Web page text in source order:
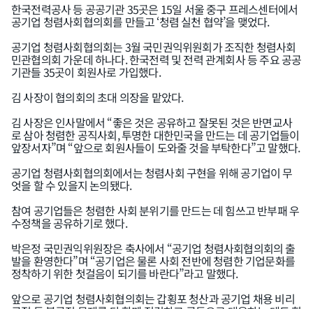
한국전력공사 등 공공기관 35곳은 15일 서울 중구 프레스센터에서
공기업 청렴사회협의회를 만들고 ‘청렴 실천 협약’을 맺었다.
공기업 청렴사회협의회는 3월 국민권익위원회가 조직한 청렴사회
민관협의회 가운데 하나다. 한국전력 및 전력 관계회사 등 주요 공공
기관들 35곳이 회원사로 가입했다.
김 사장이 협의회의 초대 의장을 맡았다.
김 사장은 인사말에서 “좋은 것은 공유하고 잘못된 것은 반면교사
로 삼아 청렴한 공직사회, 투명한 대한민국을 만드는 데 공기업들이
앞장서자”며 “앞으로 회원사들이 도와줄 것을 부탁한다”고 말했다.
공기업 청렴사회협의회에서는 청렴사회 구현을 위해 공기업이 무
엇을 할 수 있을지 논의됐다.
참여 공기업들은 청렴한 사회 분위기를 만드는 데 힘쓰고 반부패 우
수정책을 공유하기로 했다.
박은정 국민권익위원장은 축사에서 “공기업 청렴사회협의회의 출
발을 환영한다”며 “공기업은 물론 사회 전반에 청렴한 기업문화를
정착하기 위한 첫걸음이 되기를 바란다”라고 말했다.
앞으로 공기업 청렴사회협의회는 갑횡포 청산과 공기업 채용 비리